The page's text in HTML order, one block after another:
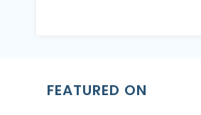
FEATURED ON